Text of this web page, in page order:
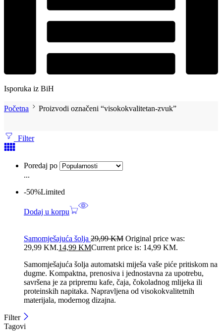
Isporuka iz BiH
Početna Proizvodi označeni “visokokvalitetan-zvuk”
Filter
Poredaj po
...
-50%Limited
Dodaj u korpu
Samomješajuća šolja 29,99KM Original price was:
29,99 KM.14,99 KMCurrent price is: 14,99 KM.
Samomješajuća šolja automatski miješa vaše piće pritiskom na
dugme. Kompaktna, prenosiva i jednostavna za upotrebu,
savršena je za pripremu kafe, čaja, čokoladnog mlijeka ili
proteinskih napitaka. Napravljena od visokokvalitetnih
materijala, modernog dizajna.
Filter
Tagovi